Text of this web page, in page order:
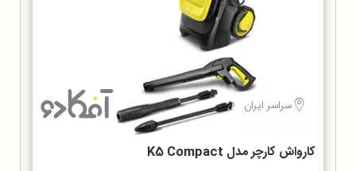
سراسر ایران
کارواش کارچر مدل K5 Compact